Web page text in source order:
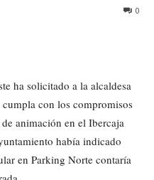
0
ha solicitado a la alcaldesa
con los compromisos
animación en el Ibercaja
había indicado
en Parking Norte contaría